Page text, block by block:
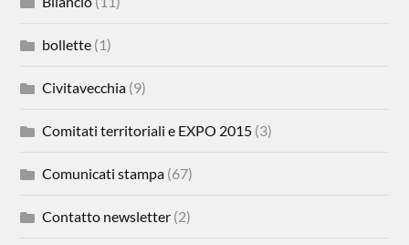
bollette (1)
Civitavecchia (9)
Comitati territoriali e EXPO 2015 (3)
Comunicati stampa (67)
Contatto newsletter (2)